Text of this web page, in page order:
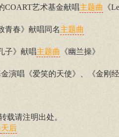
COART艺术基金献唱主题曲 《
青春》献唱同名主题曲
子》献唱主题曲 《幽兰操》
演唱《爱笑的天使》、《金刚
载请注明出处。
天后